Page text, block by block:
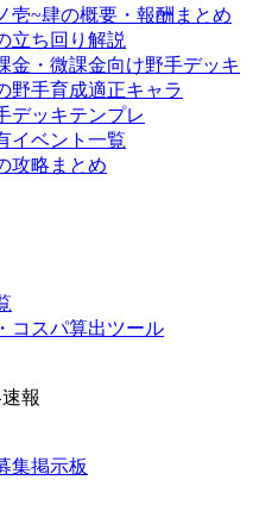
壱~肆の概要・報酬まとめ
立ち回り解説
金・微課金向け野手デッキ
野手育成適正キャラ
デッキテンプレ
イベント一覧
攻略まとめ
コスパ算出ツール
報
集掲示板